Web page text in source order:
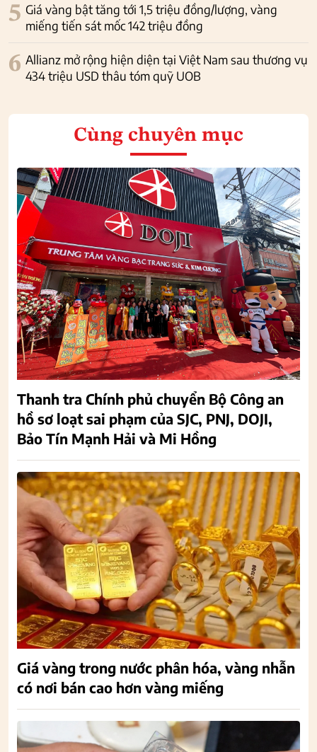
5 Giá vàng bật tăng tới 1,5 triệu đồng/lượng, vàng
miếng tiến sát mốc 142 triệu đồng
6 Allianz mở rộng hiện diện tại Việt Nam sau thương vụ
434 triệu USD thâu tóm quỹ UOB
Cùng chuyên mục
Thanh tra Chính phủ chuyển Bộ Công an
hồ sơ loạt sai phạm của SJC, PNJ, DOJI,
Bảo Tín Mạnh Hải và Mi Hồng
Giá vàng trong nước phân hóa, vàng nhẫn
có nơi bán cao hơn vàng miếng